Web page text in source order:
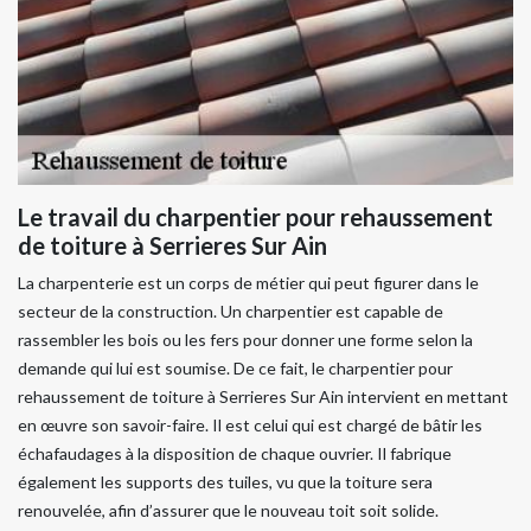
Le travail du charpentier pour rehaussement
de toiture à Serrieres Sur Ain
La charpenterie est un corps de métier qui peut figurer dans le
secteur de la construction. Un charpentier est capable de
rassembler les bois ou les fers pour donner une forme selon la
demande qui lui est soumise. De ce fait, le charpentier pour
rehaussement de toiture à Serrieres Sur Ain intervient en mettant
en œuvre son savoir-faire. Il est celui qui est chargé de bâtir les
échafaudages à la disposition de chaque ouvrier. Il fabrique
également les supports des tuiles, vu que la toiture sera
renouvelée, afin d’assurer que le nouveau toit soit solide.